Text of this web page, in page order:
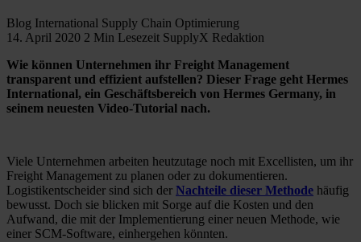
Blog International Supply Chain Optimierung
14. April 2020 2 Min Lesezeit SupplyX Redaktion
Wie können Unternehmen ihr Freight Management
transparent und effizient aufstellen? Dieser Frage geht Hermes
International, ein Geschäftsbereich von Hermes Germany, in
seinem neuesten Video-Tutorial nach.
Viele Unternehmen arbeiten heutzutage noch mit Excellisten, um ihr
Freight Management zu planen oder zu dokumentieren.
Logistikentscheider sind sich der Nachteile dieser Methode häufig
bewusst. Doch sie blicken mit Sorge auf die Kosten und den
Aufwand, die mit der Implementierung einer neuen Methode, wie
einer SCM-Software, einhergehen könnten.